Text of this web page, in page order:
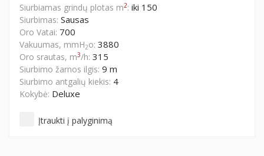
Siurbiamas grindų plotas m2: iki 150
Siurbimas: Sausas
Oro Vatai: 700
Vakuumas, mmH2o: 3880
Oro srautas, m3/h: 315
Siurbimo žarnos ilgis: 9 m
Siurbimo antgalių kiekis: 4
Kokybė: Deluxe
Įtraukti į palyginimą